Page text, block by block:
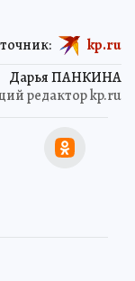
Дарья ПАНКИНА
редактор kp.ru
kp.ru